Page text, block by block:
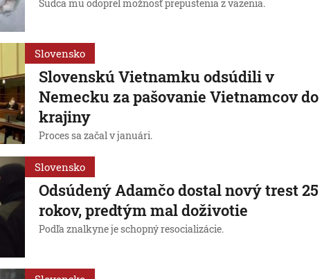
Sudca mu odoprel možnosť prepustenia z väzenia.
Slovensko
Slovenskú Vietnamku odsúdili v
Nemecku za pašovanie Vietnamcov do
krajiny
Proces sa začal v januári.
Slovensko
Odsúdený Adamčo dostal nový trest 25
rokov, predtým mal doživotie
Podľa znalkyne je schopný resocializácie.